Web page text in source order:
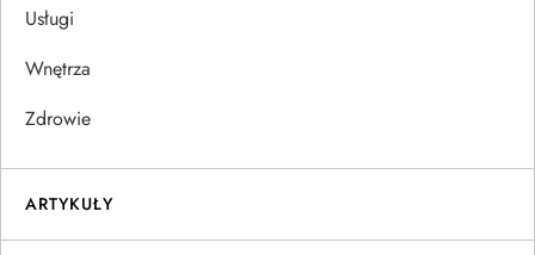
Usługi
Wnętrza
Zdrowie
ARTYKUŁY